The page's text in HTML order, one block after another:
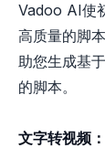
Vadoo AI使
高质量的脚
助您生成基
的脚本。
文字转视频：